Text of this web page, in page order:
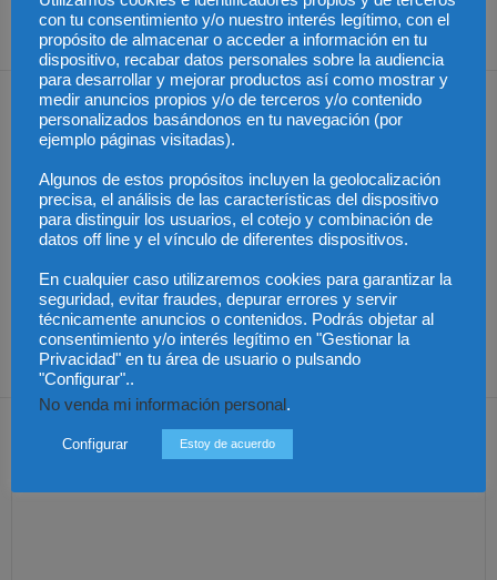
euros menos de
revalorización en diez años
subestima
Artículos relacionados Más del autor
Los trabajadores de
Groundforce en el
Barcelona inician
huelga indefinida:
¿pueden los pasajeros
afectados reclamar
compensación?
Las empresas se
exponen a
penales por una
prevención deficiente
ante el calor extremo
de retribuciones de
abogados y
procuradores del Turno
de Oficio en Aragón
con tu consentimiento y/o nuestro interés legítimo, con el
propósito de almacenar o acceder a información en tu
dispositivo, recabar datos personales sobre la audiencia
para desarrollar y mejorar productos así como mostrar y
medir anuncios propios y/o de terceros y/o contenido
personalizados basándonos en tu navegación (por
ejemplo páginas visitadas).
Algunos de estos propósitos incluyen la geolocalización
precisa, el análisis de las características del dispositivo
para distinguir los usuarios, el cotejo y combinación de
datos off line y el vínculo de diferentes dispositivos.
En cualquier caso utilizaremos cookies para garantizar la
seguridad, evitar fraudes, depurar errores y servir
técnicamente anuncios o contenidos. Podrás objetar al
consentimiento y/o interés legítimo en "Gestionar la
Privacidad" en tu área de usuario o pulsando
"Configurar"..
No venda mi información personal .
Configurar Estoy de acuerdo